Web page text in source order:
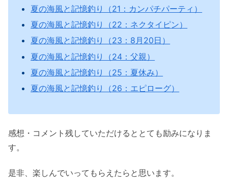
夏の海風と記憶釣り（21：カンパチパーティ）
夏の海風と記憶釣り（22：ネクタイピン）
夏の海風と記憶釣り（23：8月20日）
夏の海風と記憶釣り（24：父親）
夏の海風と記憶釣り（25：夏休み）
夏の海風と記憶釣り（26：エピローグ）
感想・コメント残していただけるととても励みになりま
す。
是非、楽しんでいってもらえたらと思います。